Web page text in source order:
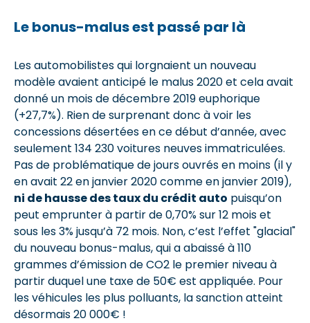
Le bonus-malus est passé par là
Les automobilistes qui lorgnaient un nouveau
modèle avaient anticipé le malus 2020 et cela avait
donné un mois de décembre 2019 euphorique
(+27,7%). Rien de surprenant donc à voir les
concessions désertées en ce début d’année, avec
seulement 134 230 voitures neuves immatriculées.
Pas de problématique de jours ouvrés en moins (il y
en avait 22 en janvier 2020 comme en janvier 2019),
ni de hausse des taux du crédit auto puisqu’on
peut emprunter à partir de 0,70% sur 12 mois et
sous les 3% jusqu’à 72 mois. Non, c’est l’effet "glacial"
du nouveau bonus-malus, qui a abaissé à 110
grammes d’émission de CO2 le premier niveau à
partir duquel une taxe de 50€ est appliquée. Pour
les véhicules les plus polluants, la sanction atteint
désormais 20 000€ !